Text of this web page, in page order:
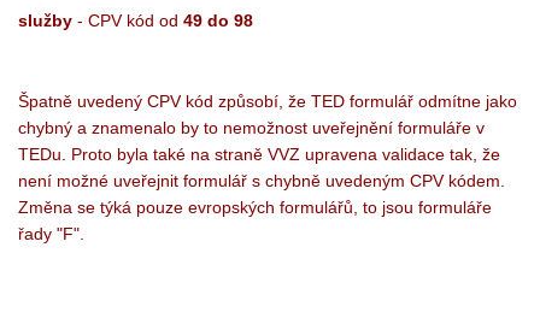
služby - CPV kód od 49 do 98
Špatně uvedený CPV kód způsobí, že TED formulář odmítne jako
chybný a znamenalo by to nemožnost uveřejnění formuláře v
TEDu. Proto byla také na straně VVZ upravena validace tak, že
není možné uveřejnit formulář s chybně uvedeným CPV kódem.
Změna se týká pouze evropských formulářů, to jsou formuláře
řady "F".